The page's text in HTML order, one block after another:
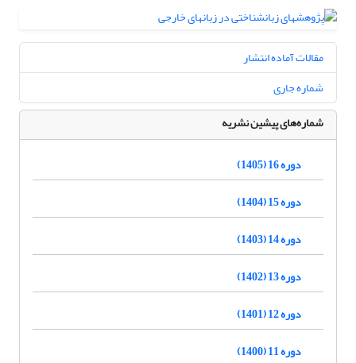
مقالات آماده انتشار
شماره جاری
شماره‌های پیشین نشریه
دوره 16 (1405)
دوره 15 (1404)
دوره 14 (1403)
دوره 13 (1402)
دوره 12 (1401)
دوره 11 (1400)